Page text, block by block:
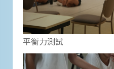
平衡力測試